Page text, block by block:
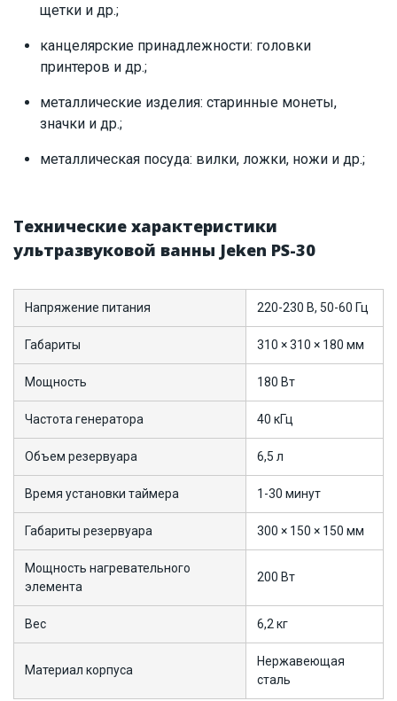
щетки и др.;
канцелярские принадлежности: головки
принтеров и др.;
металлические изделия: старинные монеты,
значки и др.;
металлическая посуда: вилки, ложки, ножи и др.;
Технические характеристики
ультразвуковой ванны Jeken PS-30
Напряжение питания 220-230 В, 50-60 Гц
Габариты 310 × 310 × 180 мм
Мощность 180 Вт
Частота генератора 40 кГц
Объем резервуара 6,5 л
Время установки таймера 1-30 минут
Габариты резервуара 300 × 150 × 150 мм
Мощность нагревательного
элемента
200 Вт
Вес 6,2 кг
Материал корпуса
Нержавеющая
сталь